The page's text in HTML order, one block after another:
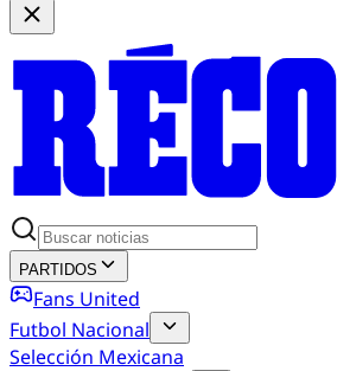
PARTIDOS
Fans United
Futbol Nacional
Selección Mexicana